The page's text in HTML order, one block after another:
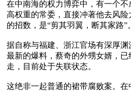
在中南海的权力博弈中，有一个
高权重的常委，直接冲著他去风
的招数，是“剪其羽翼，断其家路”。
据自称与福建、浙江官场有深厚
最新的爆料，蔡奇的外甥女婿，
走，目前处于失联状态。
这绝非一起普通的裙带腐败案。在